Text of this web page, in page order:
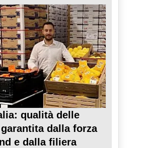
qualità delle
dalla forza
e dalla filiera